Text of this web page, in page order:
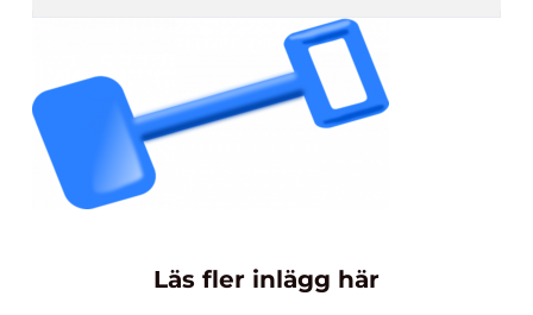
Läs fler inlägg här